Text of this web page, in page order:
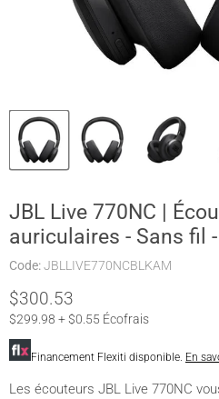
JBL Live 770NC |
auriculaires - Sans fil
Code:JBLLIVE770NCBLKAM
$300.53
$299.98 + $0.55 Écofrais
Financement Flexiti disponible. En
Les écouteurs JBL Live 770NC